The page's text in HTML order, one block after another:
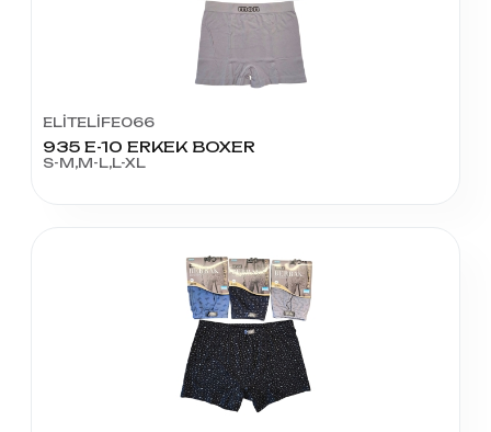
ELİTELİFE066
935 E-10 ERKEK BOXER
S-M,M-L,L-XL